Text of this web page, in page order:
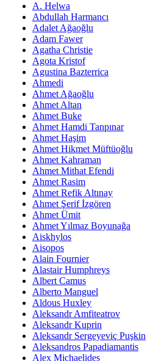
A. Helwa
Abdullah Harmancı
Adalet Ağaoğlu
Adam Fawer
Agatha Christie
Agota Kristof
Agustina Bazterrica
Ahmedi
Ahmet Ağaoğlu
Ahmet Altan
Ahmet Buke
Ahmet Hamdi Tanpınar
Ahmet Haşim
Ahmet Hikmet Müftüoğlu
Ahmet Kahraman
Ahmet Mithat Efendi
Ahmet Rasim
Ahmet Refik Altınay
Ahmet Şerif İzgören
Ahmet Ümit
Ahmet Yılmaz Boyunağa
Aiskhylos
Aisopos
Alain Fournier
Alastair Humphreys
Albert Camus
Alberto Manguel
Aldous Huxley
Aleksandr Amfiteatrov
Aleksandr Kuprin
Aleksandr Sergeyeviç Puşkin
Aleksandros Papadiamantis
Alex Michaelides